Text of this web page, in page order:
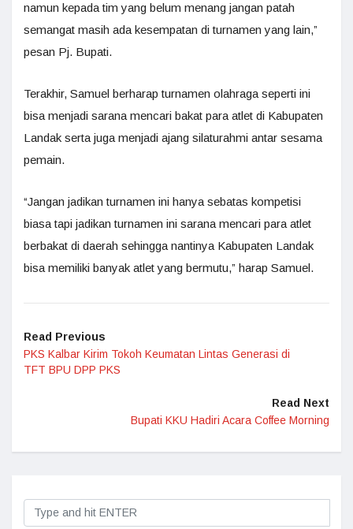
namun kepada tim yang belum menang jangan patah
semangat masih ada kesempatan di turnamen yang lain,”
pesan Pj. Bupati.
Terakhir, Samuel berharap turnamen olahraga seperti ini
bisa menjadi sarana mencari bakat para atlet di Kabupaten
Landak serta juga menjadi ajang silaturahmi antar sesama
pemain.
“Jangan jadikan turnamen ini hanya sebatas kompetisi
biasa tapi jadikan turnamen ini sarana mencari para atlet
berbakat di daerah sehingga nantinya Kabupaten Landak
bisa memiliki banyak atlet yang bermutu,” harap Samuel.
Read Previous
PKS Kalbar Kirim Tokoh Keumatan Lintas Generasi di
TFT BPU DPP PKS
Read Next
Bupati KKU Hadiri Acara Coffee Morning